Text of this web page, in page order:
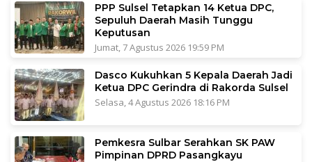
PPP Sulsel Tetapkan 14 Ketua DPC,
Sepuluh Daerah Masih Tunggu
Keputusan
Jumat, 7 Agustus 2026 19:59 PM
Dasco Kukuhkan 5 Kepala Daerah Jadi
Ketua DPC Gerindra di Rakorda Sulsel
Selasa, 4 Agustus 2026 18:16 PM
Pemkesra Sulbar Serahkan SK PAW
Pimpinan DPRD Pasangkayu